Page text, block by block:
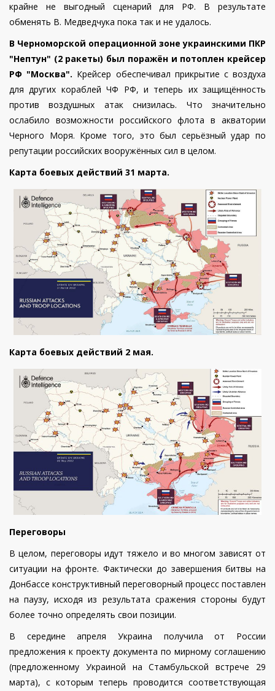
крайне не выгодный сценарий для РФ. В результате
обменять В. Медведчука пока так и не удалось.
В Черноморской операционной зоне украинскими ПКР
"Нептун" (2 ракеты) был поражён и потоплен крейсер
РФ "Москва". Крейсер обеспечивал прикрытие с воздуха
для других кораблей ЧФ РФ, и теперь их защищённость
против воздушных атак снизилась.
Что значительно
ослабило возможности российского флота в акватории
Черного Моря. Кроме того, это был серьёзный удар по
репутации российских вооружённых сил в целом.
Карта боевых действий 31 марта.
Карта боевых действий 2 мая.
Переговоры
В целом, переговоры идут тяжело и во многом зависят от
ситуации на фронте. Фактически до завершения битвы на
Донбассе конструктивный переговорный процесс поставлен
на паузу, исходя из результата сражения стороны будут
более точно определять свои позиции.
В середине апреля Украина получила от России
предложения к проекту документа по мирному соглашению
(предложенному Украиной на Стамбульской встрече 29
марта), с которым теперь проводится соответствующая